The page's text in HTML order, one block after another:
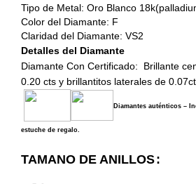
Tipo de Metal: Oro Blanco
Color del Diamante: F
Claridad del Diamante: VS2
Detalles del Diamante
Diamante Con Certificado: Brillante
0.20 cts y brillantitos laterales de
Diamantes auténticos –
estuche de regalo.
TAMANO DE ANILLOS